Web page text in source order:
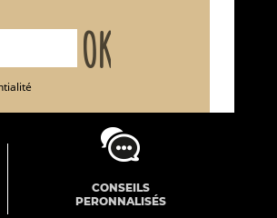
CONSEILS
PERONNALISÉS